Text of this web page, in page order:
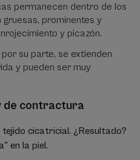
permanecen dentro de los
gruesas, prominentes y
y picazón.
su parte, se extienden
y pueden ser muy
de contractura
cicatricial. ¿Resultado?
en la piel.